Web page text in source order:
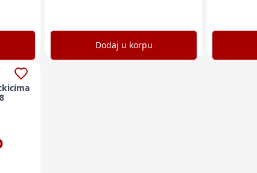
Dodaj u korpu